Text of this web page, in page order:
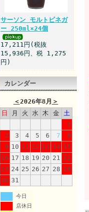
サーソン モルトビネガ
ー 250ml×24個
17,211円(税抜
15,936円、税 1,275
円)
カレンダー
＜2026年8月 ＞
日
月 火 水 木 金
土
1
2
3 4 5 6 7
8
9 10 11 12 13 14 15
16 17 18 19 20 21 22
23 24 25 26 27 28 29
30 31
今日
店休日